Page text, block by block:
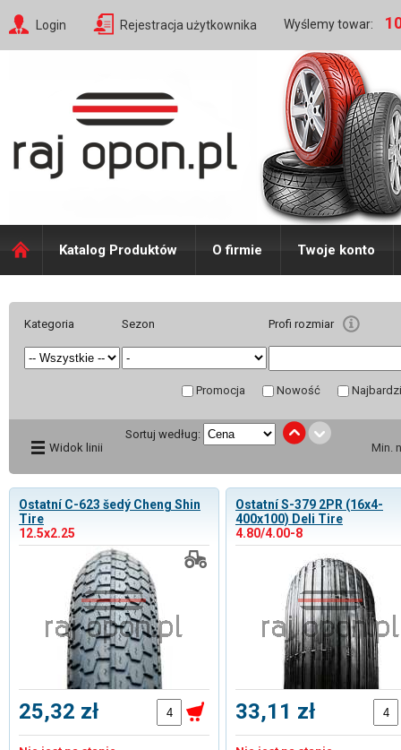
Login Rejestracja użytkownika Wyślemy towar:
Katalog Produktów O firmie Twoje konto
Kategoria Sezon Profi rozmiar
Promocja Nowość
Min.
Widok linii
Sortuj według:
Ostatní C-623 šedý Cheng Shin
Tire
12.5x2.25
25,32 zł
Ostatní S-379 2PR (16x4-
400x100) Deli Tire
4.80/4.00-8
33,11 zł